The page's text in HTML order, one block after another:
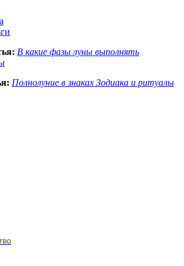
В какие фазы луны выполнять
Полнолуние в знаках Зодиака и ритуалы